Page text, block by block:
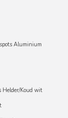
Aluminium
Helder/Koud wit